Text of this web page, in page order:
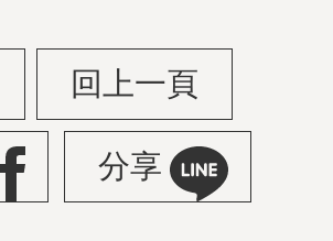
回上一頁
分享